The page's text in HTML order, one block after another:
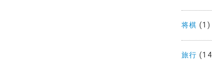
将棋 (1)
旅行